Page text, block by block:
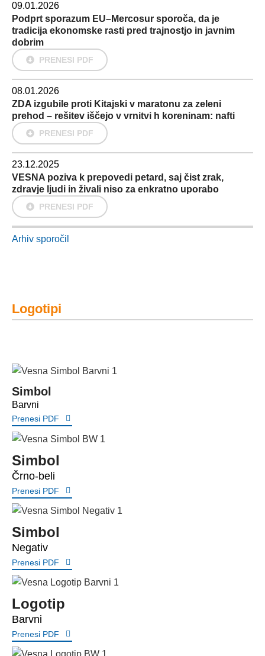
09.01.2026
Podprt sporazum EU–Mercosur sporoča, da je
tradicija ekonomske rasti pred trajnostjo in javnim
dobrim
PRENESI PDF
08.01.2026
ZDA izgubile proti Kitajski v maratonu za zeleni
prehod – rešitev iščejo v vrnitvi h koreninam: nafti
PRENESI PDF
23.12.2025
VESNA poziva k prepovedi petard, saj čist zrak,
zdravje ljudi in živali niso za enkratno uporabo
PRENESI PDF
Arhiv sporočil
Logotipi
Simbol
Barvni
Prenesi PDF
Simbol
Črno-beli
Prenesi PDF
Simbol
Negativ
Prenesi PDF
Logotip
Barvni
Prenesi PDF